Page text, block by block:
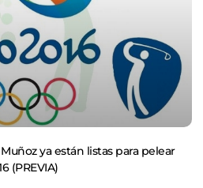
ya están listas para pelear
(PREVIA)